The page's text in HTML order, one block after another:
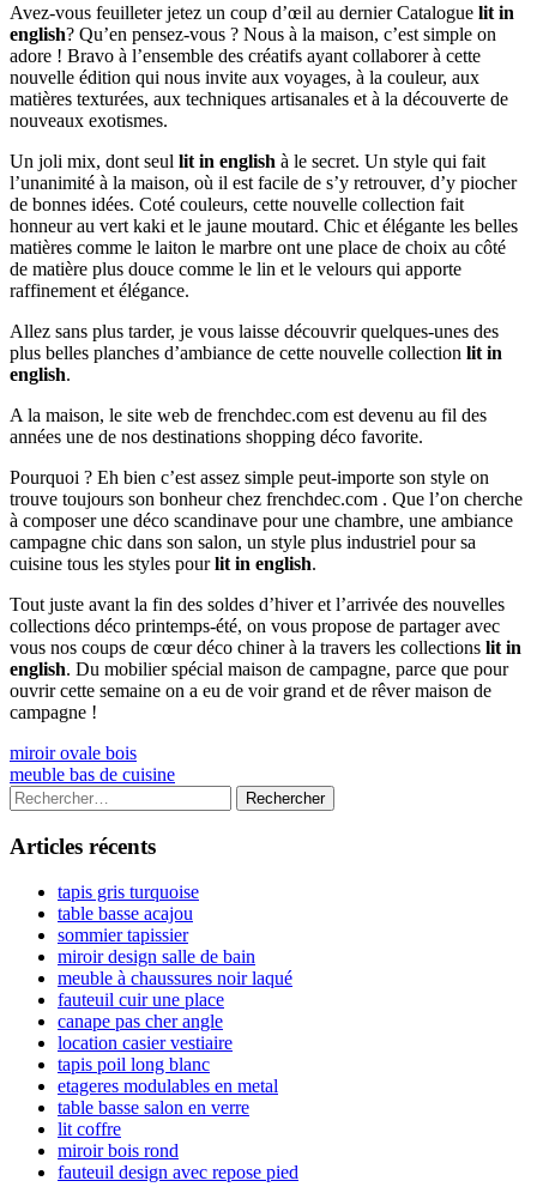
Avez-vous feuilleter jetez un coup d’œil au dernier Catalogue lit in
english? Qu’en pensez-vous ? Nous à la maison, c’est simple on
adore ! Bravo à l’ensemble des créatifs ayant collaborer à cette
nouvelle édition qui nous invite aux voyages, à la couleur, aux
matières texturées, aux techniques artisanales et à la découverte de
nouveaux exotismes.
Un joli mix, dont seul lit in english à le secret. Un style qui fait
l’unanimité à la maison, où il est facile de s’y retrouver, d’y piocher
de bonnes idées. Coté couleurs, cette nouvelle collection fait
honneur au vert kaki et le jaune moutard. Chic et élégante les belles
matières comme le laiton le marbre ont une place de choix au côté
de matière plus douce comme le lin et le velours qui apporte
raffinement et élégance.
Allez sans plus tarder, je vous laisse découvrir quelques-unes des
plus belles planches d’ambiance de cette nouvelle collection lit in
english.
A la maison, le site web de frenchdec.com est devenu au fil des
années une de nos destinations shopping déco favorite.
Pourquoi ? Eh bien c’est assez simple peut-importe son style on
trouve toujours son bonheur chez frenchdec.com . Que l’on cherche
à composer une déco scandinave pour une chambre, une ambiance
campagne chic dans son salon, un style plus industriel pour sa
cuisine tous les styles pourlit in english.
Tout juste avant la fin des soldes d’hiver et l’arrivée des nouvelles
collections déco printemps-été, on vous propose de partager avec
vous nos coups de cœur déco chiner à la travers les collections lit in
english. Du mobilier spécial maison de campagne, parce que pour
ouvrir cette semaine on a eu de voir grand et de rêver maison de
campagne !
Navigation
de
l’article
Previous
article:
miroir ovale bois
Next
article:
meuble bas de cuisine
Colonne
latérale
principale
Rechercher :
Articles récents
tapis gris turquoise
table basse acajou
sommier tapissier
miroir design salle de bain
meuble à chaussures noir laqué
fauteuil cuir une place
canape pas cher angle
location casier vestiaire
tapis poil long blanc
etageres modulables en metal
table basse salon en verre
lit coffre
miroir bois rond
fauteuil design avec repose pied